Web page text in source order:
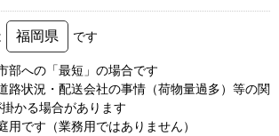
福岡県 です
部への「最短」の場合です
路状況・配送会社の事情（荷物量過多）等の関
かる場合があります
用です（業務用ではありません）